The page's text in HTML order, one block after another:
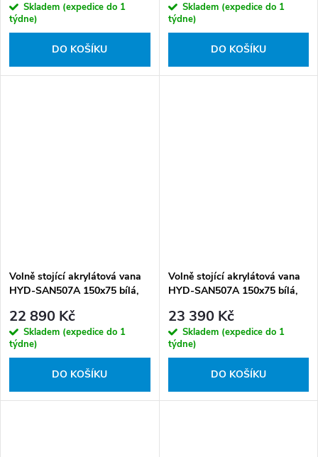
Skladem (expedice do 1
týdne)
DO KOŠÍKU
Skladem (expedice do 1
týdne)
DO KOŠÍKU
Volně stojící akrylátová vana
HYD-SAN507A 150x75 bílá,
22 890 Kč
Skladem (expedice do 1
týdne)
DO KOŠÍKU
Volně stojící akrylátová vana
HYD-SAN507A 150x75 bílá,
23 390 Kč
Skladem (expedice do 1
týdne)
DO KOŠÍKU